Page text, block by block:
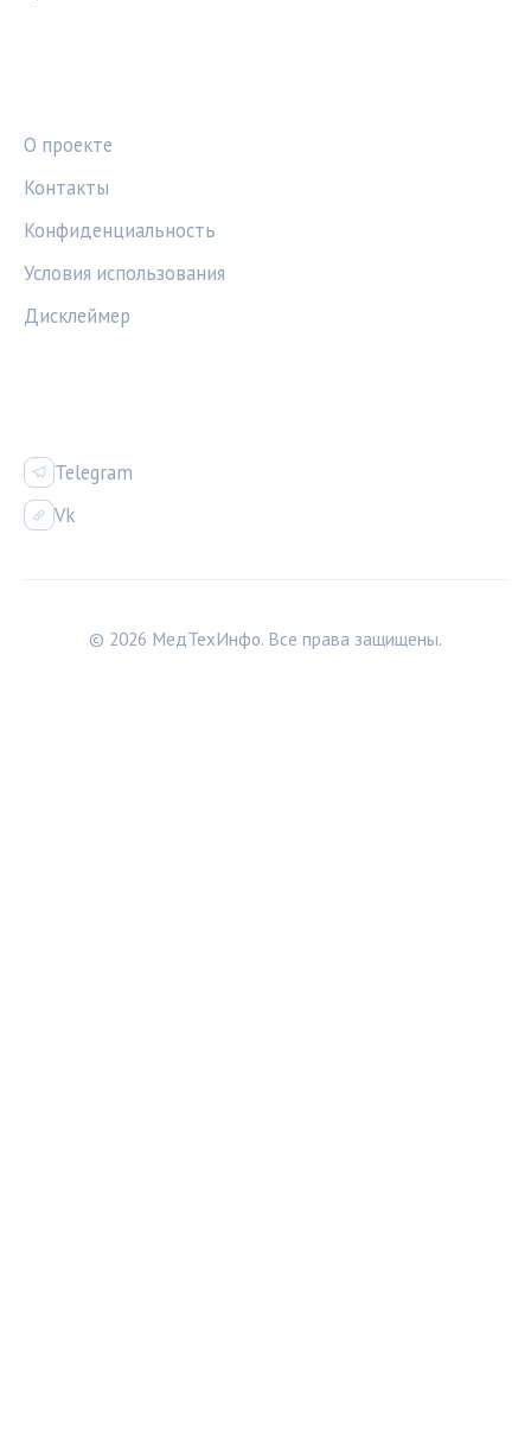
О проекте
Контакты
Конфиденциальность
Условия использования
Дисклеймер
Telegram
Vk
© 2026 МедТехИнфо. Все права защищены.